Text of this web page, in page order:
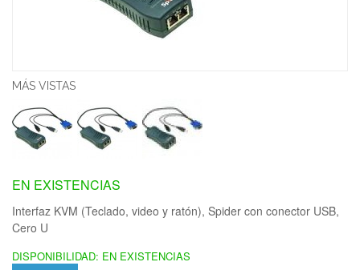
MÁS VISTAS
EN EXISTENCIAS
Interfaz KVM (Teclado, video y ratón), Spider con conector USB,
Cero U
DISPONIBILIDAD: EN EXISTENCIAS